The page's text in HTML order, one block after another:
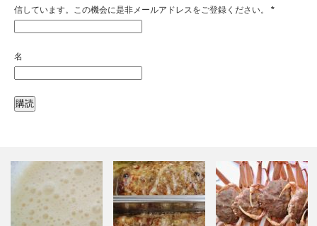
信しています。この機会に是非メールアドレスをご登録ください。 *
名